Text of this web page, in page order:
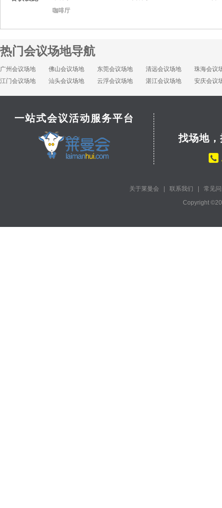
咖啡厅
热门会议场地导航
广州会议场地 佛山会议场地 东莞会议场地 清远会议场地
珠海会议
江门会议场地
汕头会议场地 云浮会议场地 湛江会议场地 安庆会议
一站式会议活动服务平台
找场地
关于莱曼会 联系我们
常见
Copyright